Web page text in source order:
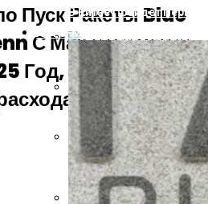
В Китае Пройдёт
Energizer Выходит На
AMD Отложила Запуск
Указ Трампа Отводит
АВТО-МОТО
Пуск Ракеты Blue
С Марсианскими
Год, Чтобы
Средств